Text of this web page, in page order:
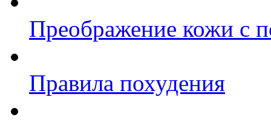
Преображение кожи с
Правила похудения